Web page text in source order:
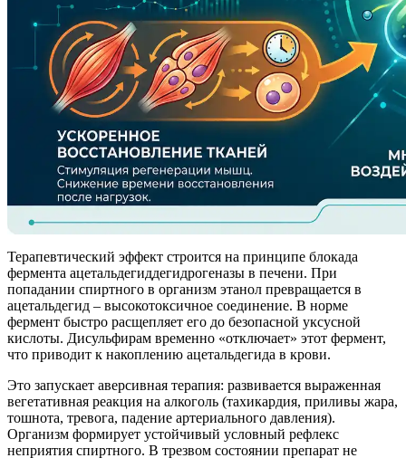
Терапевтический эффект строится на принципе блокада
фермента ацетальдегиддегидрогеназы в печени. При
попадании спиртного в организм этанол превращается в
ацетальдегид – высокотоксичное соединение. В норме
фермент быстро расщепляет его до безопасной уксусной
кислоты. Дисульфирам временно «отключает» этот фермент,
что приводит к накоплению ацетальдегида в крови.
Это запускает аверсивная терапия: развивается выраженная
вегетативная реакция на алкоголь (тахикардия, приливы жара,
тошнота, тревога, падение артериального давления).
Организм формирует устойчивый условный рефлекс
неприятия спиртного. В трезвом состоянии препарат не